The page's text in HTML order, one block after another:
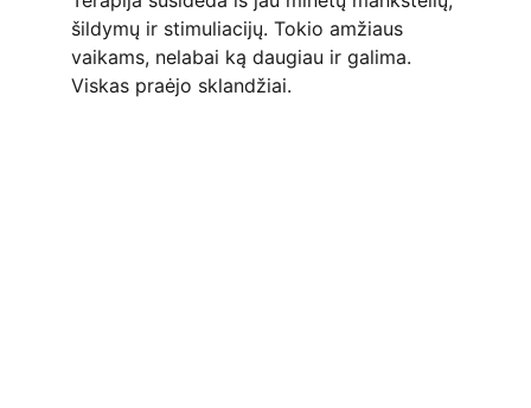
šildymų ir stimuliacijų. Tokio amžiaus
vaikams, nelabai ką daugiau ir galima.
Viskas praėjo sklandžiai.